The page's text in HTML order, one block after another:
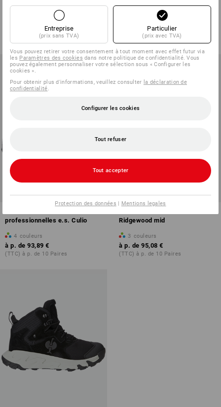
Brixen mid
110,55 €
(TTC) à p. de 10 Paires
Brixen low
98,65 €
(TTC) à p. de 10 Paires
professionnelles e.s. Culio
4 couleurs
à p. de 93,89 €
(TTC) à p. de 10 Paires
Ridgewood mid
3 couleurs
à p. de 95,08 €
(TTC) à p. de 10 Paires
Entreprise
(prix sans TVA)
Particulier
(prix avec TVA)
Vous pouvez retirer votre consentement à tout moment avec effet futur via
les Paramètres des cookies dans notre politique de confidentialité. Vous
pouvez également personnaliser votre sélection sous « Configurer les
cookies ».
Pour obtenir plus d'informations, veuillez consulter la déclaration de
confidentialité
Configurer les cookies
Tout refuser
Tout accepter
Protection des données | Mentions legales